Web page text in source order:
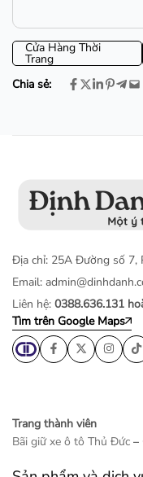
Cửa Hàng Thời
Trang
Chia sẻ:
Địa chỉ: 25A Đường số 7,
Email:
Liên hệ: 0388.636.131
Tìm trên Google Maps
Trang thành viên
Bãi giữ xe ô tô Thủ Đức –